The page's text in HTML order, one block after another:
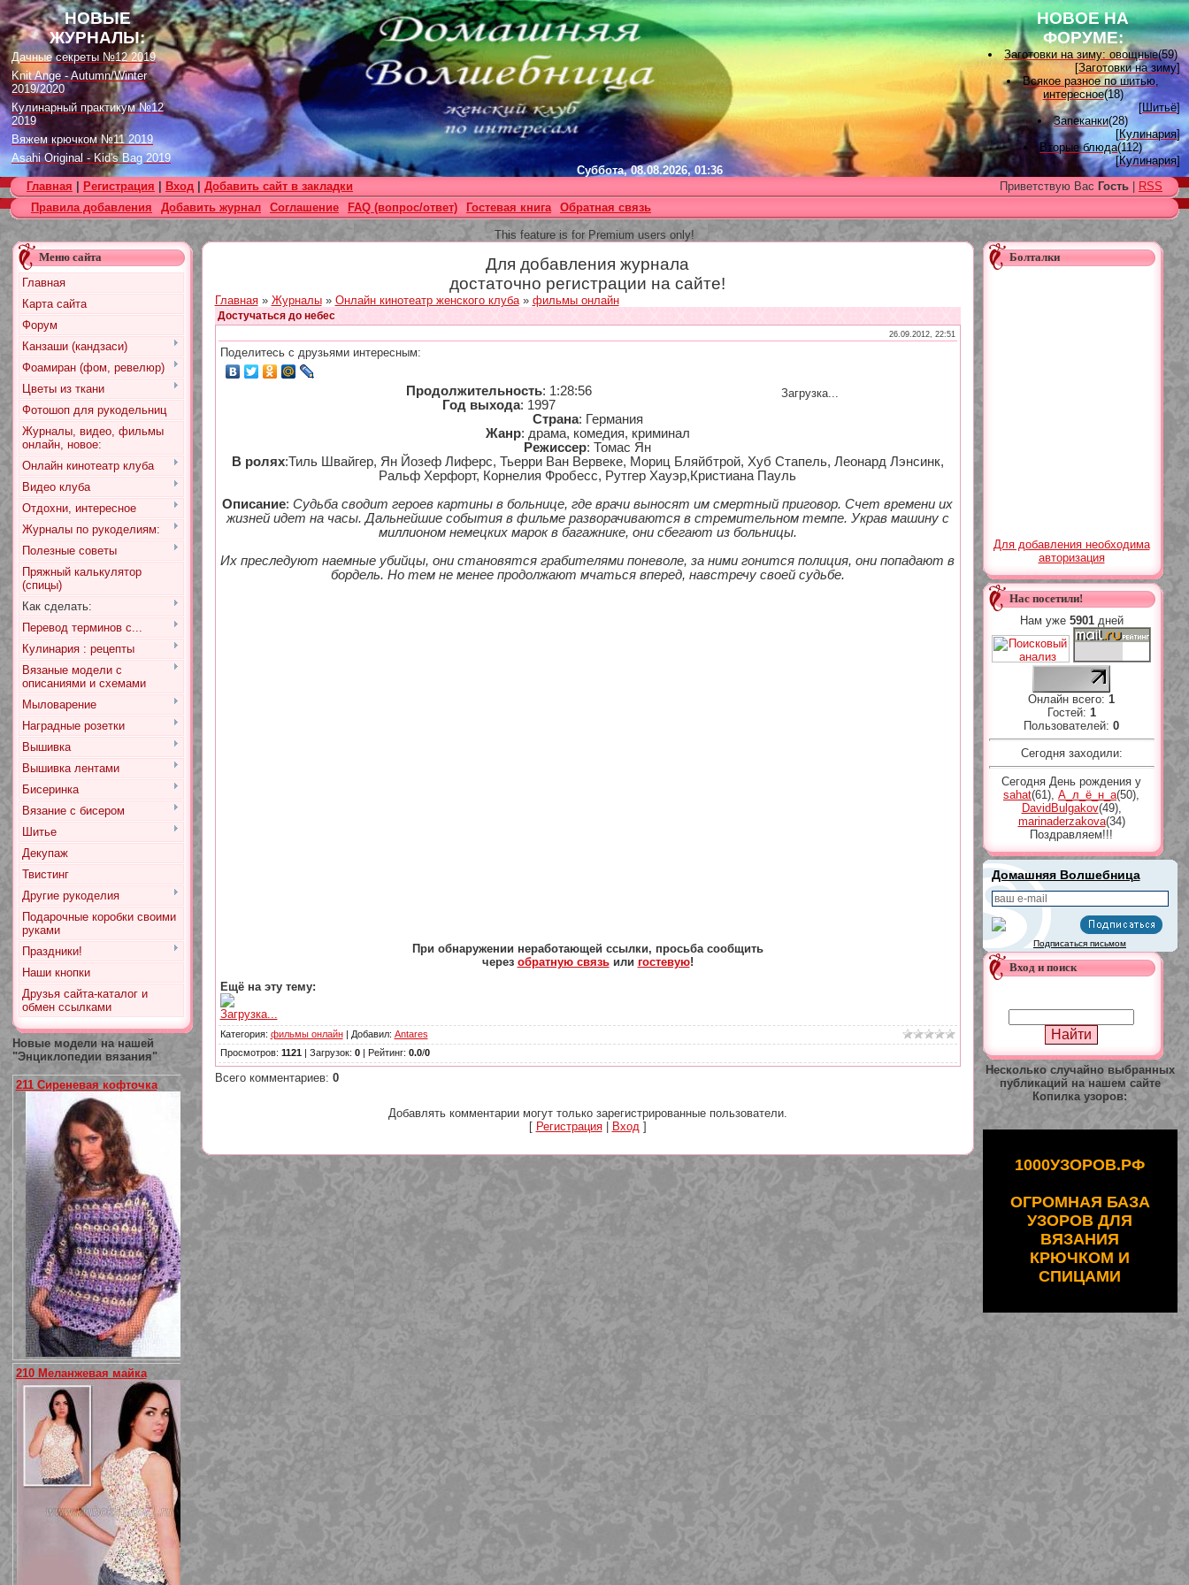
НОВЫЕ
ЖУРНАЛЫ:
Дачные секреты №12 2019
Knit Ange - Autumn/Winter
2019/2020
Кулинарный практикум №12
2019
Вяжем крючком №11 2019
Asahi Original - Kid's Bag 2019
Цветок. Спецвыпуск №4 2019
Designs in Machine Embroidery
№116 2019
Burda Örgü dergisi №2 2019
Loopy Mango Knitting: 34
Fashionable Pieces You Can
Make in a Day
Craft Stamper - January 2020
Суббота, 08.08.2026, 01:36
НОВОЕ НА
ФОРУМЕ:
Заготовки на зиму: овощные(59)
[Заготовки на зиму]
Всякое разное по шитью,
интересное(18)
[Шитьё]
Запеканки(28)
[Кулинария]
Вторые блюда(112)
[Кулинария]
Вышивка лентами(15)
[Вышивка лентами ]
Наградные розетки для
домашних питомцев, МК и
[Наградные розетки из атласной
ленты
Вяжем для детей(96)
Главная Регистрация Вход Добавить сайт в закладки Приветствую Вас Гость
RSS
Правила добавления
Добавить журнал Соглашение FAQ (вопрос/ответ) Гостевая книга Обратная связь
This feature is for Premium users only!
Меню сайта
Главная
Карта сайта
Форум
Канзаши (кандзаси)
Фоамиран (фом, ревелюр)
Цветы из ткани
Фотошоп для рукодельниц
Журналы, видео, фильмы
онлайн, новое:
Онлайн кинотеатр клуба
Видео клуба
Отдохни, интересное
Журналы по рукоделиям:
Полезные советы
Пряжный калькулятор
(спицы)
Как сделать:
Перевод терминов с...
Кулинария : рецепты
Вязаные модели с
описаниями и схемами
Мыловарение
Наградные розетки
Вышивка
Вышивка лентами
Бисеринка
Вязание с бисером
Шитье
Декупаж
Твистинг
Другие рукоделия
Подарочные коробки своими
руками
Праздники!
Наши кнопки
Друзья сайта-каталог и
обмен ссылками
Новые модели на нашей
"Энциклопедии вязания"
211 Сиреневая кофточка
210 Меланжевая майка
Для добавления журнала
достаточно регистрации на сайте!
Главная» Журналы» Онлайн кинотеатр женского клуба» фильмы онлайн
Достучаться до небес
26.09.2012, 22:51
Поделитесь с друзьями интересным:
Загрузка...
Продолжительность: 1:28:56
Год выхода: 1997
Страна: Германия
Жанр: драма, комедия, криминал
Режиссер: Томас Ян
В ролях:Тиль Швайгер, Ян Йозеф Лиферс, Тьерри Ван Вервеке, Мориц Бляйбтрой, Хуб Стапель, Леонард Лэнсинк,
Ральф Херфорт, Корнелия Фробесс, Рутгер Хауэр,Кристиана Пауль
Описание: Судьба сводит героев картины в больнице, где врачи выносят им смертный приговор. Счет времени их
жизней идет на часы. Дальнейшие события в фильме разворачиваются в стремительном темпе. Украв машину с
миллионом немецких марок в багажнике, они сбегают из больницы.
Их преследуют наемные убийцы, они становятся грабителями поневоле, за ними гонится полиция, они попадают в
бордель. Но тем не менее продолжают мчаться вперед, навстречу своей судьбе.
При обнаружении неработающей ссылки, просьба сообщить
через обратную связьили гостевую!
Ещё на эту тему:
Загрузка...
Категория: фильмы онлайн| Добавил: Antares
Просмотров: 1121| Загрузок: 0| Рейтинг: 0.0/0
Всего комментариев: 0
Добавлять комментарии могут только зарегистрированные пользователи.
[ Регистрация| Вход]
Болталки
Для добавления необходима
авторизация
Нас посетили!
Нам уже 5901дней
Онлайн всего: 1
Гостей: 1
Пользователей: 0
Сегодня заходили:
Сегодня День рождения у
sahat(61) А_л_ё_н_а(50)
DavidBulgakov(49),
marinaderzakova(34)
Поздравляем!!!
Домашняя Волшебница
Подписаться письмом
Вход и поиск
Несколько случайно выбранных
публикаций на нашем сайте
Копилка узоров:
1000УЗОРОВ.РФ
ОГРОМНАЯ БАЗА
УЗОРОВ ДЛЯ
ВЯЗАНИЯ
КРЮЧКОМ И
СПИЦАМИ